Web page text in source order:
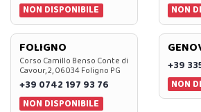
NON DISPONIBILE
NON
FOLIGNO
Corso Camillo Benso Conte di
Cavour, 2, 06034 Foligno PG
+39 0742 197 93 76
NON DISPONIBILE
+39
NON